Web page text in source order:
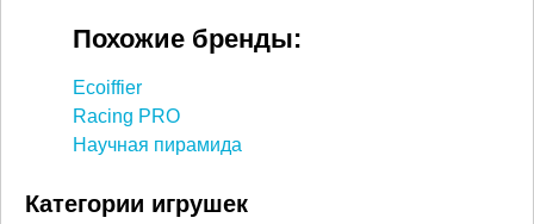
Похожие бренды:
Ecoiffier
Racing PRO
Научная пирамида
Категории игрушек